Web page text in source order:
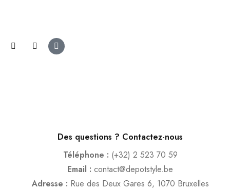
Des questions ? Contactez-nous
Téléphone : (+32) 2 523 70 59
Email : contact@depotstyle.be
Adresse : Rue des Deux Gares 6, 1070 Bruxelles